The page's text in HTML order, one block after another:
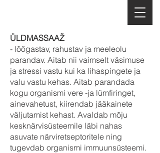
ÜLDMASSAAŽ
- lõõgastav, rahustav ja meeleolu
parandav. Aitab nii vaimselt väsimuse
ja stressi vastu kui ka lihaspingete ja
valu vastu kehas. Aitab parandada
kogu organismi vere -ja lümfiringet,
ainevahetust, kiirendab jääkainete
väljutamist kehast. Avaldab mõju
kesknärvisüsteemile läbi nahas
asuvate närviretseptoritele ning
tugevdab organismi immuunsüsteemi.